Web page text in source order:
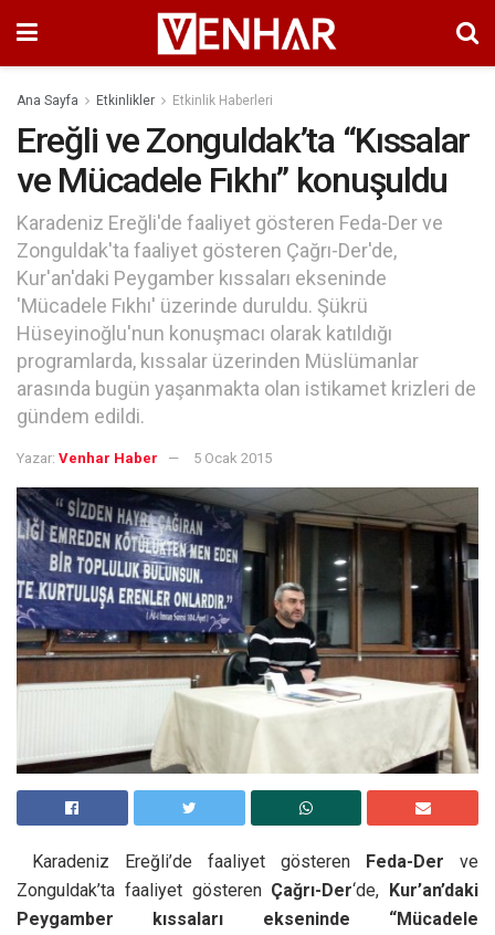
Ana Sayfa Etkinlikler Etkinlik Haberleri
Ereğli ve Zonguldak’ta “Kıssalar
ve Mücadele Fıkhı” konuşuldu
Karadeniz Ereğli'de faaliyet gösteren Feda-Der ve
Zonguldak'ta faaliyet gösteren Çağrı-Der'de,
Kur'an'daki Peygamber kıssaları ekseninde
'Mücadele Fıkhı' üzerinde duruldu. Şükrü
Hüseyinoğlu'nun konuşmacı olarak katıldığı
programlarda, kıssalar üzerinden Müslümanlar
arasında bugün yaşanmakta olan istikamet krizleri de
gündem edildi.
Yazar: Venhar Haber 5 Ocak 2015
Karadeniz Ereğli’de faaliyet gösteren Feda-Der ve
Zonguldak’ta faaliyet gösteren Çağrı-Der‘de, Kur’an’daki
Peygamber kıssaları ekseninde “Mücadele